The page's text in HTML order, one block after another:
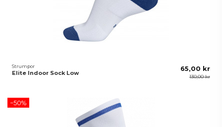
Strumpor
Elite Indoor Sock Low
65,00 kr
130,00 kr
−50%